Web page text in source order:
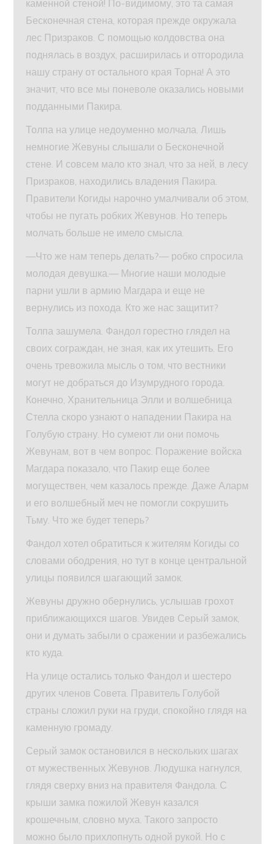
каменной стеной! По-видимому, это та самая
Бесконечная стена, которая прежде окружала
лес Призраков. С помощью колдовства она
поднялась в воздух, расширилась и отгородила
нашу страну от остального края Торна! А это
значит, что все мы поневоле оказались новыми
подданными Пакира.
Толпа на улице недоуменно молчала. Лишь
немногие Жевуны слышали о Бесконечной
стене. И совсем мало кто знал, что за ней, в лесу
Призраков, находились владения Пакира.
Правители Когиды нарочно умалчивали об этом,
чтобы не пугать робких Жевунов. Но теперь
молчать больше не имело смысла.
—Что же нам теперь делать?— робко спросила
молодая девушка.— Многие наши молодые
парни ушли в армию Магдара и еще не
вернулись из похода. Кто же нас защитит?
Толпа зашумела. Фандол горестно глядел на
своих сограждан, не зная, как их утешить. Его
очень тревожила мысль о том, что вестники
могут не добраться до Изумрудного города.
Конечно, Хранительница Элли и волшебница
Стелла скоро узнают о нападении Пакира на
Голубую страну. Но сумеют ли они помочь
Жевунам, вот в чем вопрос. Поражение войска
Магдара показало, что Пакир еще более
могуществен, чем казалось прежде. Даже Аларм
и его волшебный меч не помогли сокрушить
Тьму. Что же будет теперь?
Фандол хотел обратиться к жителям Когиды со
словами ободрения, но тут в конце центральной
улицы появился шагающий замок.
Жевуны дружно обернулись, услышав грохот
приближающихся шагов. Увидев Серый замок,
они и думать забыли о сражении и разбежались
кто куда.
На улице остались только Фандол и шестеро
других членов Совета. Правитель Голубой
страны сложил руки на груди, спокойно глядя на
каменную громаду.
Серый замок остановился в нескольких шагах
от мужественных Жевунов. Людушка нагнулся,
глядя сверху вниз на правителя Фандола. С
крыши замка пожилой Жевун казался
крошечным, словно муха. Такого запросто
можно было прихлопнуть одной рукой. Но с